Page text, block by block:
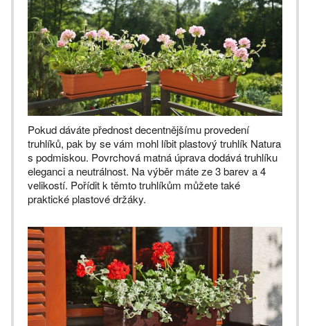
Pokud dáváte přednost decentnějšímu provedení
truhlíků, pak by se vám mohl líbit plastový truhlík Natura
s podmiskou. Povrchová matná úprava dodává truhlíku
eleganci a neutrálnost. Na výběr máte ze 3 barev a 4
velikostí. Pořídit k těmto truhlíkům můžete také
praktické plastové držáky.